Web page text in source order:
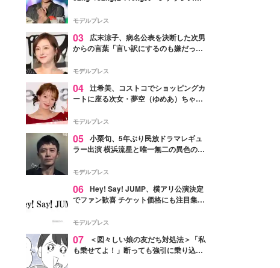
「かっこいい」と反響
モデルプレス
03
広末涼子、病名公表を決断した次男
からの言葉「言い訳にするのも嫌だっ
モデルプレス
04 辻希美、コストコでショッピングカ
ートに座る次女・夢空（ゆめあ）ちゃん
ぎ」「成長を感じる」の声
モデルプレス
05 小栗旬、5年ぶり民放ドラマレギュ
ラー出演 横浜流星と唯一無二の異色のバ
モデルプレス
06 Hey! Say! JUMP、横アリ公演決定
でファン歓喜 チケット価格にも注目集ま
モデルプレス
07
＜図々しい娘の友だち対処法＞「私
も乗せてよ！」断っても強引に乗り込ん